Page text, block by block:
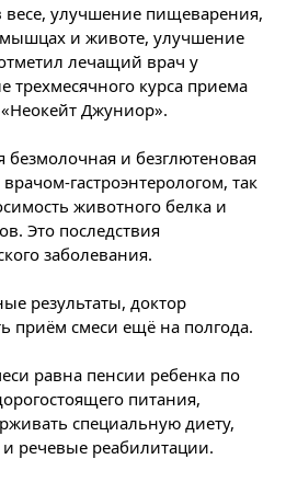
весе, улучшение пищеварения,
и животе, улучшение
лечащий врач у
трехмесячного курса приема
Джуниор».
и безглютеновая
гастроэнтерологом, так
животного белка и
Это последствия
заболевания.
результаты, доктор
приём смеси ещё на полгода.
равна пенсии ребенка по
питания,
специальную диету,
речевые реабилитации.